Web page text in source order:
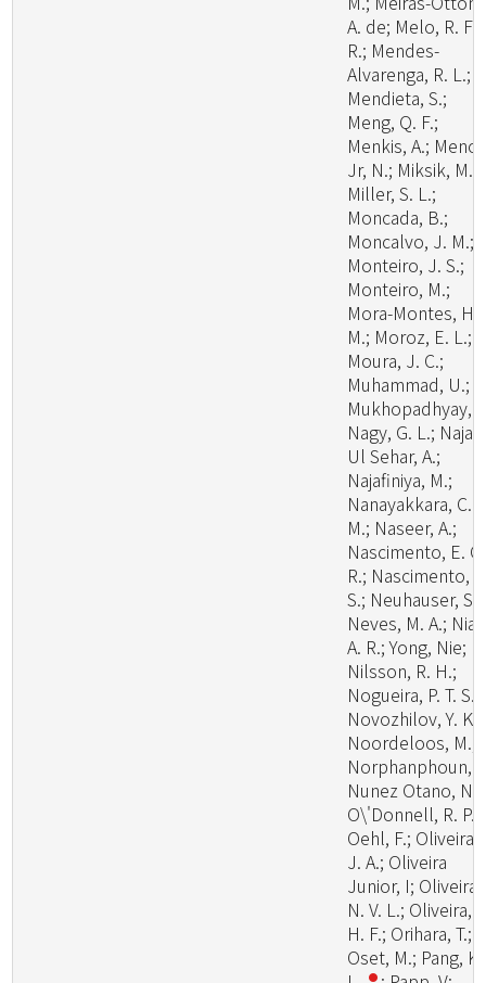
A. de; Melo, R. F.
R.; Mendes-
Alvarenga, R. L.;
Mendieta, S.;
Meng, Q. F.;
Menkis, A.;
Jr, N.; Miksik, M.;
Miller, S. L.;
Moncada, B.;
Moncalvo, J. M.;
Monteiro, J. S.;
Monteiro, M.;
Mora-Montes, H.
M.; Moroz, E. L.;
Moura, J. C.;
Muhammad, U.;
Mukhopadhyay,
Nagy, G. L.;
Ul Sehar, A.;
Najafiniya, M.;
Nanayakkara, C.
M.; Naseer, A.;
Nascimento, E. C.
R.; Nascimento,
S.; Neuhauser, S.;
Neves, M. A.;
A. R.; Yong, Nie;
Nilsson, R. H.;
Nogueira, P. T. S.;
Novozhilov, Y. K.;
Noordeloos, M.;
Norphanphoun,
Nunez Otano, N.;
O\'Donnell, R. P.;
Oehl, F.; Oliveira,
J. A.; Oliveira
Junior, I; Oliveira,
N. V. L.; Oliveira,
H. F.; Orihara, T.;
Oset, M.; Pang, K.